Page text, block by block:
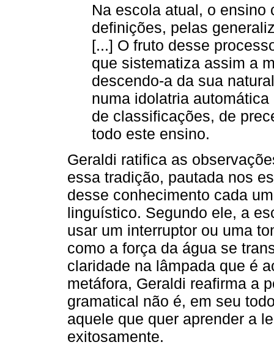
Na escola atual, o
definições, pelas
[...] O fruto desse
que sistematiza assim a
descendo-a da sua
numa idolatria
de classificações, de
todo este ensino.
Geraldi ratifica as
essa tradição, pautada nos
desse conhecimento cada
linguístico. Segundo ele, a
usar um interruptor ou uma
como a força da água se
claridade na lâmpada que é
metáfora, Geraldi reafirma a
gramatical não é, em seu
aquele que quer aprender a
exitosamente.